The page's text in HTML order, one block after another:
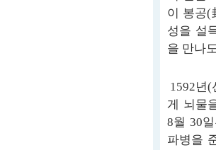
이 봉공(
성을 설
을 만나
1592년
게 뇌물
8월 30
파병을